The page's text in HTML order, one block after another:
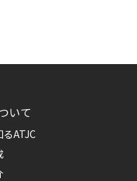
いて
ATJC